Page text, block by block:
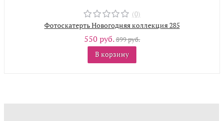
(0)
Фотоскатерть Новогодняя коллекция 285
550 руб.899 руб.
В корзину